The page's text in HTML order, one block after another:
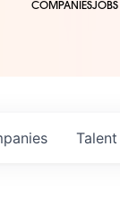
COMPANIESJOBS
Talent